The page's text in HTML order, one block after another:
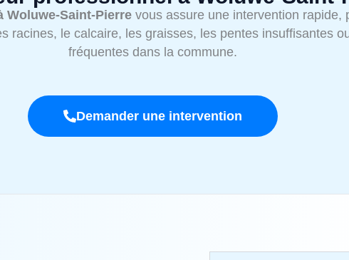
vous assure une intervention rapide,
racines, le calcaire, les graisses, les pentes insuffisantes
fréquentes dans la commune.
Demander une intervention